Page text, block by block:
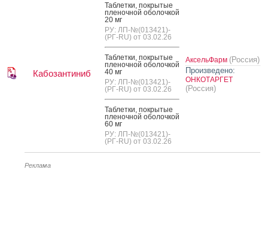
Кабозантиниб
Таб­летки, пок­ры­тые
пле­ноч­ной обо­лоч­кой
20 мг
РУ: ЛП-№(013421)-
(РГ-RU) от 03.02.26
Таб­летки, пок­ры­тые
пле­ноч­ной обо­лоч­кой
40 мг
РУ: ЛП-№(013421)-
(РГ-RU) от 03.02.26
Таб­летки, пок­ры­тые
пле­ноч­ной обо­лоч­кой
60 мг
РУ: ЛП-№(013421)-
(РГ-RU) от 03.02.26
АксельФарм (Россия)
Произведено:
ОНКОТАРГЕТ
(Россия)
Реклама